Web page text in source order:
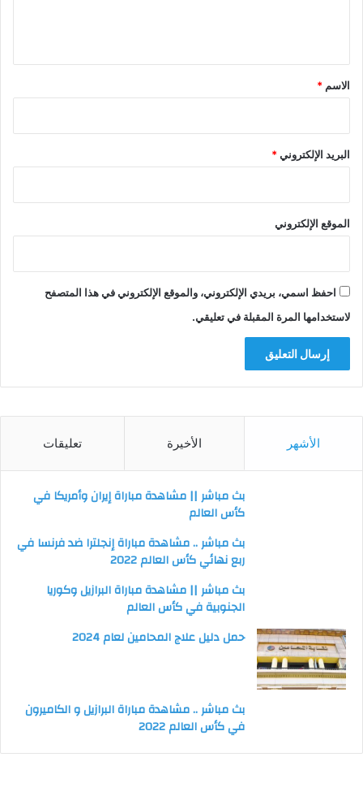
*
الاسم *
البريد الإلكتروني*
الموقع الإلكتروني
احفظ اسمي، بريدي الإلكتروني، والموقع الإلكتروني في هذا المتصفح
لاستخدامها المرة المقبلة في تعليقي.
الأشهر الأخيرة تعليقات
بث مباشر || مشاهدة مباراة إيران وأمريكا في
كأس العالم
بث مباشر .. مشاهدة مباراة إنجلترا ضد فرنسا في
ربع نهائي كأس العالم 2022
بث مباشر || مشاهدة مباراة البرازيل وكوريا
الجنوبية في كأس العالم
حمل دليل علاج المحامين لعام 2024
بث مباشر .. مشاهدة مباراة البرازيل و الكاميرون
في كأس العالم 2022